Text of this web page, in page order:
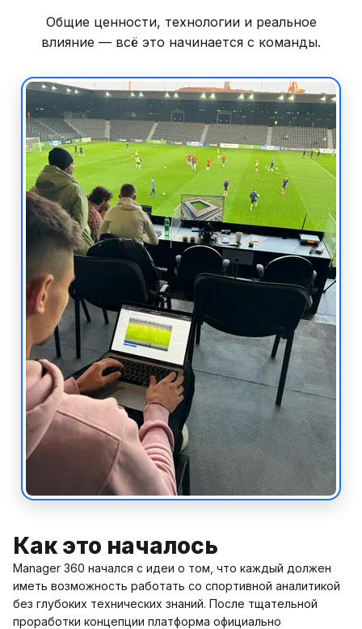
Общие ценности, технологии и реальное
влияние — всё это начинается с команды.
Как это началось
Manager 360 начался с идеи о том, что каждый должен
иметь возможность работать со спортивной аналитикой
без глубоких технических знаний. После тщательной
проработки концепции платформа официально